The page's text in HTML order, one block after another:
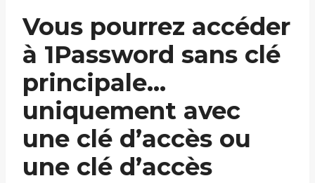
Vous pourrez accéder
à 1Password sans clé
principale…
uniquement avec
une clé d’accès ou
une clé d’accès